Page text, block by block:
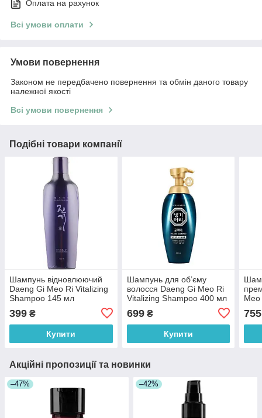
Оплата на рахунок
Всі умови оплати
Умови повернення
Законом не передбачено повернення та обмін даного товару
належної якості
Всі умови повернення
Подібні товари компанії
Шампунь відновлюючий
Daeng Gi Meo Ri Vitalizing
Shampoo 145 мл
399 ₴
Купити
Шампунь для об’єму
волосся Daeng Gi Meo Ri
Vitalizing Shampoo 400 мл
699₴
Купити
755
Акційні пропозиції та новинки
–47% –42%